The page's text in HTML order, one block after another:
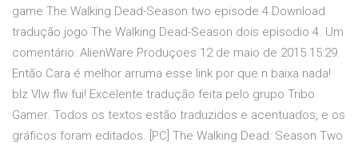
game The Walking Dead-Season two episode 4 Download
tradução jogo The Walking Dead-Season dois episodio 4. Um
comentário: AlienWare Produçoes 12 de maio de 2015 15:29.
Então Cara é melhor arruma esse link por que n baixa nada!
blz Vlw flw fui! Excelente tradução feita pelo grupo Tribo
Gamer. Todos os textos estão traduzidos e acentuados, e os
gráficos foram editados. [PC] The Walking Dead: Season Two